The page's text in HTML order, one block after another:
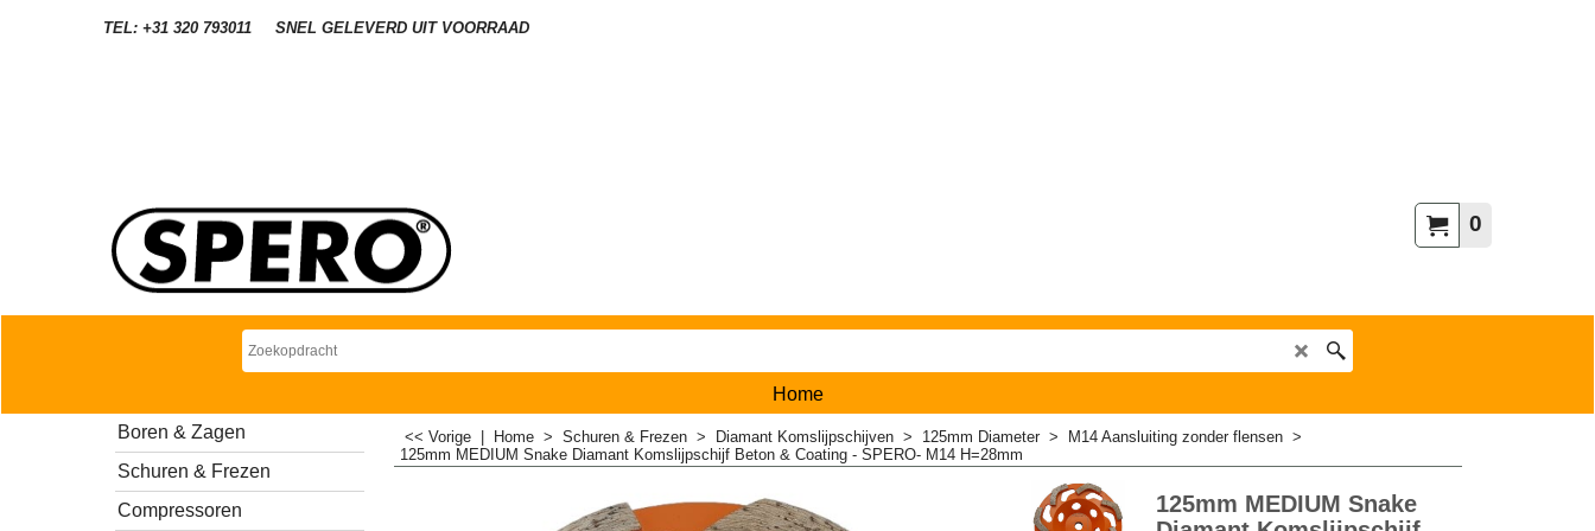
TEL: +31 320 793011 SNEL GELEVERD UIT VOORRAAD
0
Home
Boren & Zagen
Schuren & Frezen
Compressoren
<< Vorige Home > Schuren & Frezen > Diamant Komslijpschijven > 125mm Diameter > M14 Aansluiting zonder flensen >
125mm MEDIUM Snake Diamant Komslijpschijf Beton & Coating - SPERO- M14 H=28mm
125mm MEDIUM Snake